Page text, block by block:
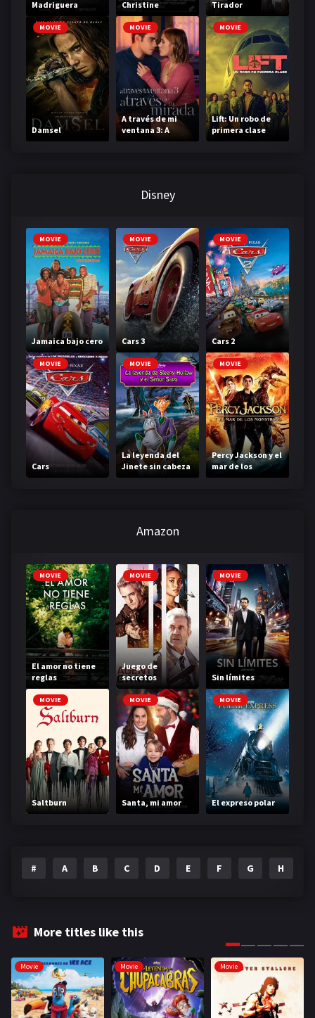
Madriguera Christine Tirador
MOVIE
Damsel
MOVIE
A través de mi
ventana 3: A
través de tu
MOVIE
Lift: Un robo de
primera clase
Disney
MOVIE
Jamaica bajo cero
MOVIE
Cars 3
MOVIE
Cars 2
MOVIE
Cars
MOVIE
La leyenda del
Jinete sin cabeza
MOVIE
Percy Jackson y el
mar de los
monstruos
Amazon
MOVIE
El amor no tiene
reglas
MOVIE
Juego de
secretos
MOVIE
Sin límites
MOVIE
Saltburn
MOVIE
Santa, mi amor
MOVIE
El expreso polar
# A B C D E F G H
More titles like this
Movie Movie Movie